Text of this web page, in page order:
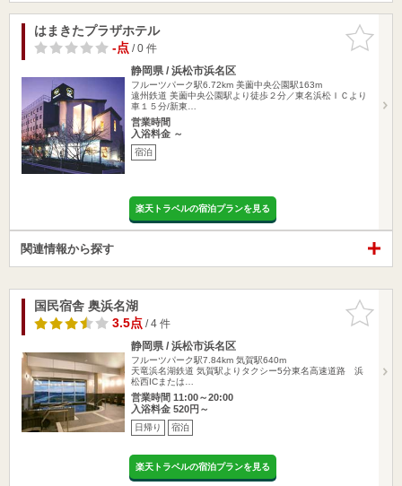
お気に入
りに追加
はまきたプラザホテル
-点/ 0 件
静岡県 / 浜松市浜名区
フルーツパーク駅6.72km 美薗中央公園駅163m
遠州鉄道 美薗中央公園駅より徒歩２分／東名浜松ＩＣより
車１５分/新東…
営業時間
入浴料金 ～
宿泊
楽天トラベルの宿泊プランを見る
関連情報から探す
お気に入
りに追加
国民宿舎 奥浜名湖
3.5点/ 4 件
静岡県 / 浜松市浜名区
フルーツパーク駅7.84km 気賀駅640m
天竜浜名湖鉄道 気賀駅よりタクシー5分東名高速道路 浜
松西ICまたは…
営業時間 11:00～20:00
入浴料金 520円～
日帰り 宿泊
楽天トラベルの宿泊プランを見る